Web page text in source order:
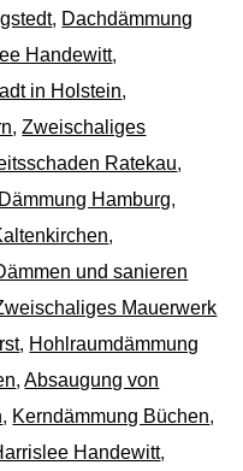
, Dachdämmung
Handewitt,
in Holstein,
,Zweischaliges
Ratekau,
Dämmung Hamburg,
,
und sanieren
Mauerwerk
, Hohlraumdämmung
,Absaugung von
, Kerndämmung Büchen,
Handewitt,